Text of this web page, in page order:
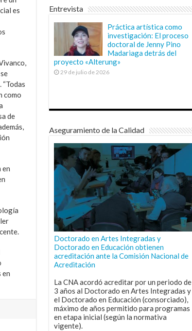
es
como
de
en
en
Entrevista
Práctica artística como
investigación: El proceso
doctoral de Jenny Pino
Madariaga detrás del
proyecto «Alterung»
29 de julio de 2026
Aseguramiento de la Calidad
Doctorado en Artes Integradas y
Doctorado en Educación obtienen
acreditación ante la Comisión Nacional de
Acreditación
La CNA acordó acreditar por un periodo de
3 años al Doctorado en Artes Integradas y
el Doctorado en Educación (consorciado),
máximo de años permitido para programas
en etapa inicial (según la normativa
vigente).